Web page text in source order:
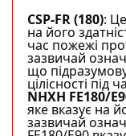
CSP-FR (180):
на його
час пожежі
зазвичай
що
цілісності під
NHXH FE180/
яке вказує на
зазвичай